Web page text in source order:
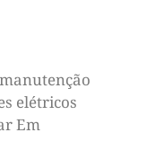
elétricos
Em